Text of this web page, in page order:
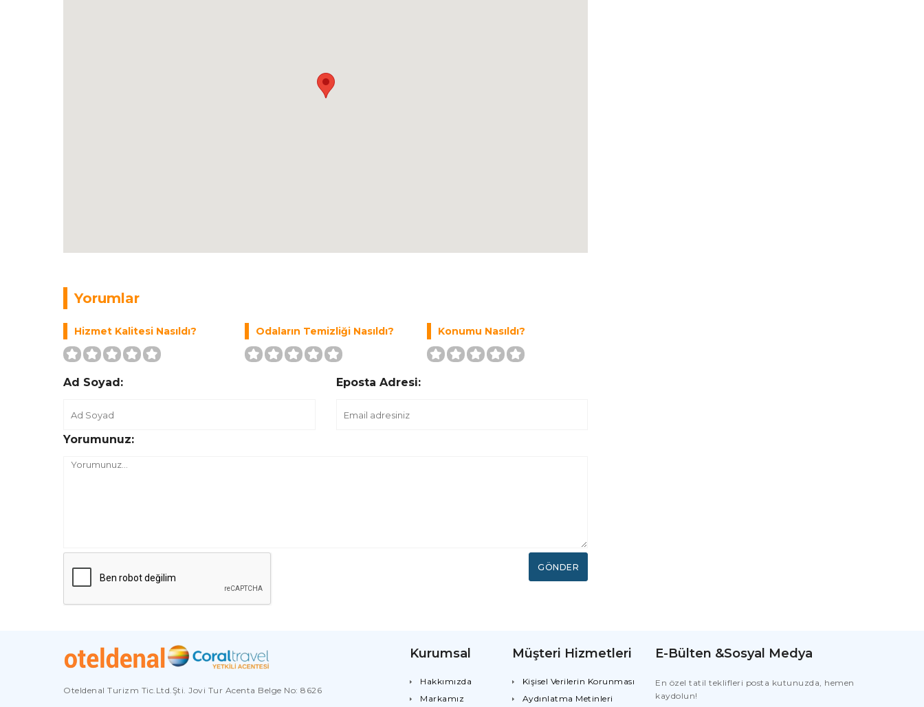
Yorumlar
Hizmet Kalitesi Nasıldı? Odaların Temizliği Nasıldı? Konumu Nasıldı?
Ad Soyad: Eposta Adresi:
Yorumunuz:
GÖNDER
Oteldenal Turizm Tic.Ltd.Şti. Jovi Tur Acenta Belge No: 8626
Kurumsal
Hakkımızda
Markamız
Müşteri Hizmetleri
Kişisel Verilerin Korunması
Aydınlatma Metinleri
E-Bülten &Sosyal Medya
En özel tatil teklifleri posta kutunuzda, hemen
kaydolun!